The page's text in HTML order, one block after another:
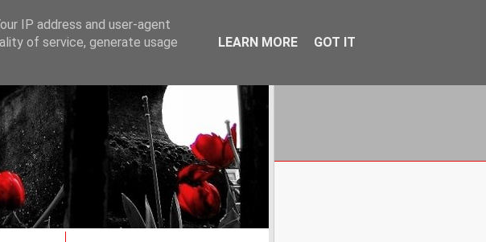
IP address and user-agent
of service, generate usage
LEARN MORE GOT IT